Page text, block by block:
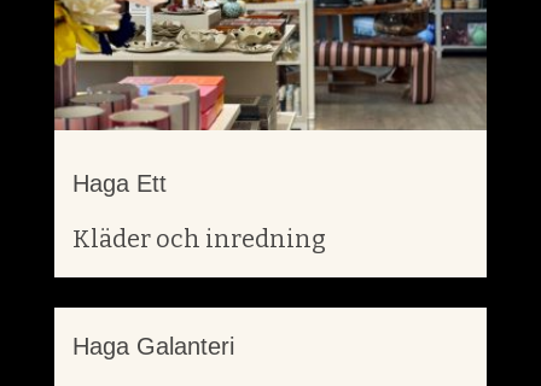
Haga Ett
Kläder och inredning
Haga Galanteri